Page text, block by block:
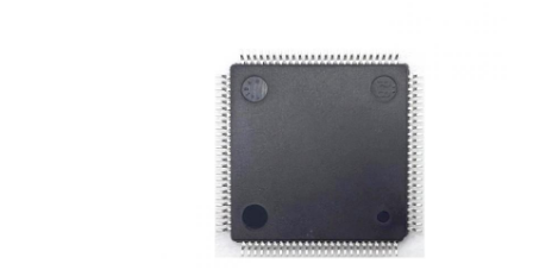
هوائي اتصالات
شريحة إدارة الطاقة